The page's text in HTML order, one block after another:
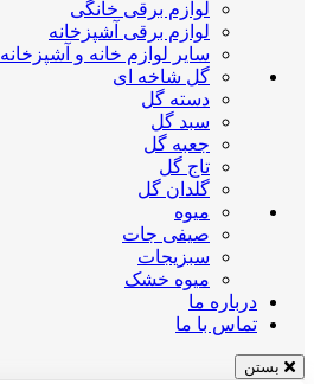
لوازم برقی خانگی
لوازم برقی آشپزخانه
سایر لوازم خانه و آشپزخانه
گل شاخه ای
دسته گل
سبد گل
جعبه گل
تاج گل
گلدان گل
میوه
صیفی جات
سبزیجات
میوه خشک
درباره ما
تماس با ما
بستن